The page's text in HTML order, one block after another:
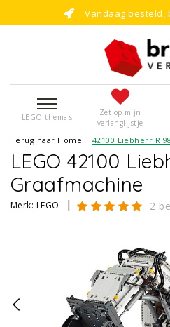
Vandaag besteld,
LEGO thema's
Zet op mijn
verlanglijstje
Terug naar Home | 42100 Liebherr R
LEGO 42100
Graafmachine
Merk: LEGO | 2